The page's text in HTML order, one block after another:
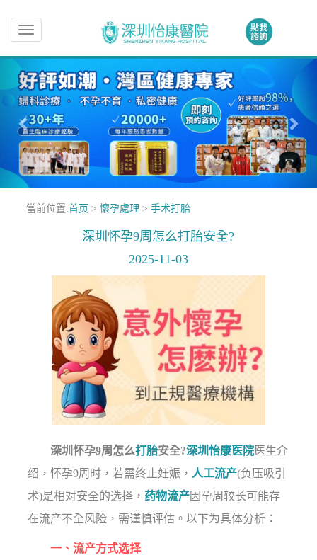
Toggle
navigation
當前位置:首页 > 懷孕處理 > 手术打胎
深圳怀孕9周怎么打胎安全?
2025-11-03
深圳怀孕9周怎么打胎安全?深圳怡康医院医生介
绍，怀孕9周时，若需终止妊娠， 人工流产(负压吸引
术)是相对安全的选择， 药物流产因孕周较长可能存
在流产不全风险，需谨慎评估。以下为具体分析：
一、流产方式选择